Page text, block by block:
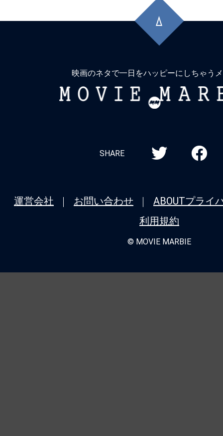
頭
に
映画のネタで一日をハッピーにしちゃう
MOVIE
SHARE
運営会社 お問い合わせ ABOUTプライ
利用規約
© MOVIE MARBIE